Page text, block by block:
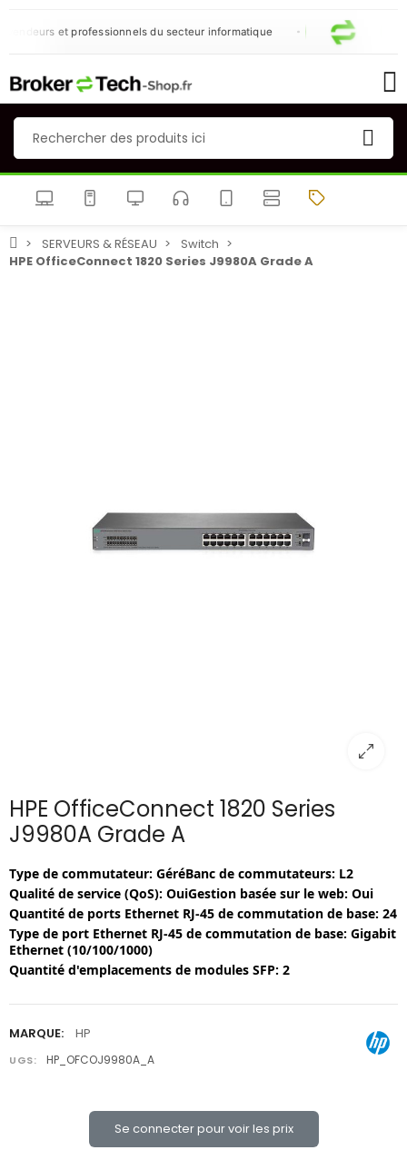
et professionnels du secteur informatique
SERVEURS & RÉSEAU
Switch
HPE OfficeConnect 1820 Series J9980A Grade A
HPE OfficeConnect 1820 Series
J9980A Grade A
Type de commutateur: GéréBanc de commutateurs: L2
Qualité de service (QoS): OuiGestion basée sur le web: Oui
Quantité de ports Ethernet RJ-45 de commutation de base: 24
Type de port Ethernet RJ-45 de commutation de base: Gigabit
Ethernet (10/100/1000)
Quantité d'emplacements de modules SFP: 2
MARQUE: HP
UGS: HP_OFCOJ9980A_A
Se connecter pour voir les prix